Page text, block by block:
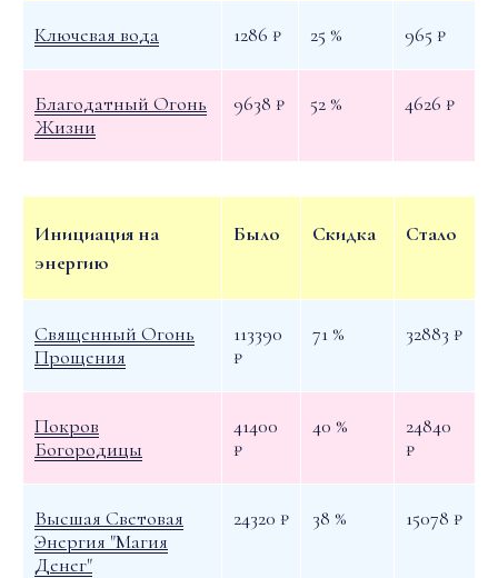
Ключевая вода 1286 ₽ 25 % 965 ₽
Благодатный Огонь
Жизни
9638 ₽ 52 % 4626 ₽
Инициация на
энергию
Было Скидка Стало
Священный Огонь
Прощения
113390
₽
71 % 32883 ₽
Покров
Богородицы
41400
₽
40 %
24840
₽
Высшая Световая
Энергия "Магия
Денег"
24320 ₽ 38 % 15078 ₽